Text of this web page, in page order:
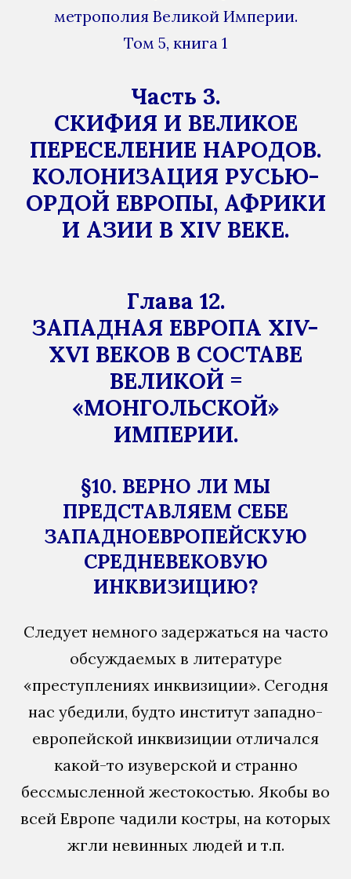
метрополия Великой Империи.
Том 5, книга 1
Часть 3.
СКИФИЯ И ВЕЛИКОЕ
ПЕРЕСЕЛЕНИЕ НАРОДОВ.
КОЛОНИЗАЦИЯ РУСЬЮ-
ОРДОЙ ЕВРОПЫ, АФРИКИ
И АЗИИ В XIV ВЕКЕ.
Глава 12.
ЗАПАДНАЯ ЕВРОПА XIV-
XVI ВЕКОВ В СОСТАВЕ
ВЕЛИКОЙ =
«МОНГОЛЬСКОЙ»
ИМПЕРИИ.
§10. ВЕРНО ЛИ МЫ
ПРЕДСТАВЛЯЕМ СЕБЕ
ЗАПАДНОЕВРОПЕЙСКУЮ
СРЕДНЕВЕКОВУЮ
ИНКВИЗИЦИЮ?
Следует немного задержаться на часто
обсуждаемых в литературе
«преступлениях инквизиции». Сегодня
нас убедили, будто институт западно-
европейской инквизиции отличался
какой-то изуверской и странно
бессмысленной жестокостью. Якобы во
всей Европе чадили костры, на которых
жгли невинных людей и т.п.